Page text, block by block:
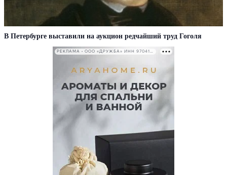
В Петербурге выставили на аукцион редчайший труд Гоголя
РЕКЛАМА • ООО «ДРУЖБА» ИНН 9704146411